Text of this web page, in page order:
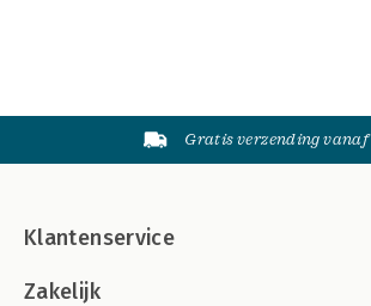
Gratis verzending
Klantenservice
Zakelijk